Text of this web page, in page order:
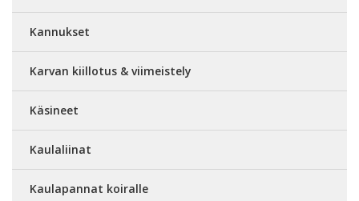
Kannukset
Karvan kiillotus & viimeistely
Käsineet
Kaulaliinat
Kaulapannat koiralle